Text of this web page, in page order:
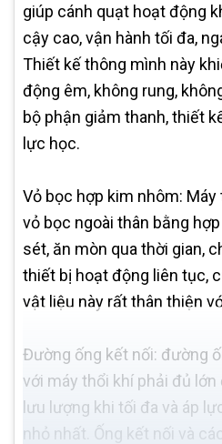
giúp cánh quạt hoạt động
cậy cao, vận hành tối đa,
Thiết kế thông mình này
động êm, không rung,
bộ phận giảm thanh, thiết
lực học.
Vỏ bọc hợp kim nhôm:
vỏ bọc ngoài thân bằng
sét, ăn mòn qua thời gian,
thiết bị hoạt động liên tục,
vật liệu này rất thân thiện
Đường ống kết nối: đường
với máy thổi khí phải đủ
lưu lượng khi tối đa và áp
nhỏ nhất. Ống kết nối và